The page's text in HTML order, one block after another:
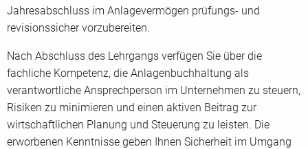
Jahresabschluss im Anlagevermögen prüfungs- und
revisionssicher vorzubereiten.
Nach Abschluss des Lehrgangs verfügen Sie über die
fachliche Kompetenz, die Anlagenbuchhaltung als
verantwortliche Ansprechperson im Unternehmen zu steuern,
Risiken zu minimieren und einen aktiven Beitrag zur
wirtschaftlichen Planung und Steuerung zu leisten. Die
erworbenen Kenntnisse geben Ihnen Sicherheit im Umgang